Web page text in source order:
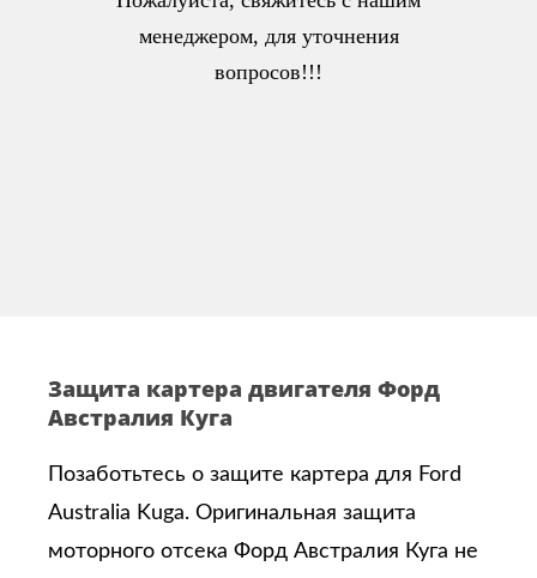
менеджером, для уточнения
вопросов!!!
Защита картера двигателя Форд
Австралия Куга
Позаботьтесь о защите картера для Ford
Australia Kuga. Оригинальная защита
моторного отсека Форд Австралия Куга не